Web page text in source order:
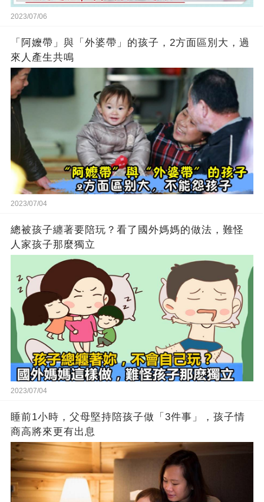
2023/07/06
「阿嬤帶」與「外婆帶」的孩子，2方面區別大，過
來人產生共鳴
2023/07/04
總被孩子纏著要陪玩？看了國外媽媽的做法，難怪
人家孩子那麼獨立
2023/07/04
睡前1小時，父母堅持陪孩子做「3件事」，孩子情
商高將來更有出息